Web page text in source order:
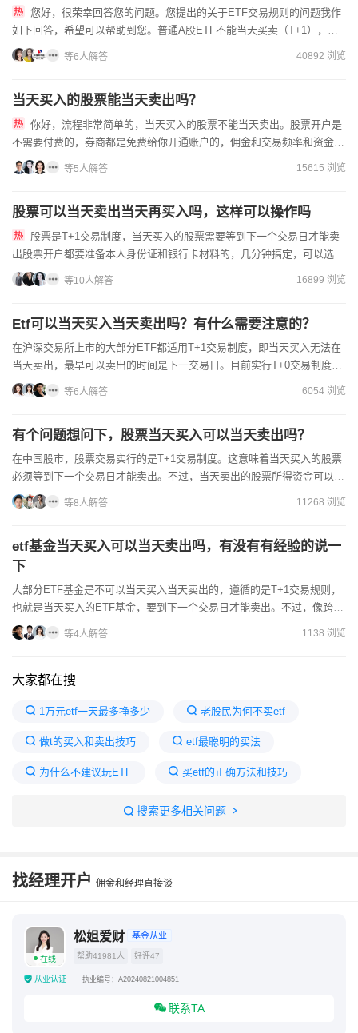
如下回答，希望可以帮助到您。普通A股ETF不能当天买卖（T+1），跨
境、商品、债券、货币ETF可T+0当天买卖；ETF可融...
等6人解答 40892 浏览
当天买入的股票能当天卖出吗？
不需要付费的，券商都是免费给你开通账户的，佣金和交易频率和资金量
都是有很大关系的，可以在线联系客户经理协助您开通一个低佣金的...
等5人解答 15615 浏览
股票可以当天卖出当天再买入吗，这样可以操作吗
出股票开户都要准备本人身份证和银行卡材料的，几分钟搞定，可以选择
网上开户，通过线上客户经理开户，开低佣金账户的，还可以给你...
等10人解答 16899 浏览
Etf可以当天买入当天卖出吗？有什么需要注意的？
在沪深交易所上市的大部分ETF都适用T+1交易制度，即当天买入无法在
当天卖出，最早可以卖出的时间是下一交易日。目前实行T+0交易制度的
ETF有货币ETF、黄金等部分商品ETF、美股或港...
等6人解答 6054 浏览
有个问题想问下，股票当天买入可以当天卖出吗？
在中国股市，股票交易实行的是T+1交易制度。这意味着当天买入的股票
必须等到下一个交易日才能卖出。不过，当天卖出的股票所得资金可以立
即用于其他股票的买入操作。开户无资金门槛要求，佣金我司...
等8人解答 11268 浏览
etf基金当天买入可以当天卖出吗，有没有有经验的说一
下
大部分ETF基金是不可以当天买入当天卖出的，遵循的是T+1交易规则，
也就是当天买入的ETF基金，要到下一个交易日才能卖出。不过，像跨境
ETF、债券ETF、货币ETF、黄金ETF等部分品...
等4人解答 1138 浏览
大家都在搜
1万元etf一天最多挣多少 老股民为何不买etf
做t的买入和卖出技巧 etf最聪明的买法
为什么不建议玩ETF 买etf的正确方法和技巧
为什么散户买ETF容易赚钱
搜索更多相关问题
找经理开户 佣金和经理直接谈
在线
松姐爱财 基金从业
帮助41981人 好评47
从业认证 执业编号：A20240821004851
联系TA